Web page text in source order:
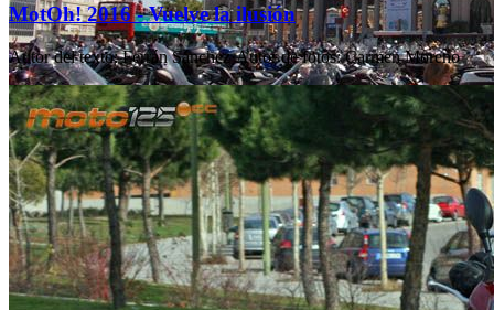
MotOh! 2016 - Vuelve la ilusión
Autor del texto: Ferrán Sánchez·Autor de fotos: Carmen Moreno